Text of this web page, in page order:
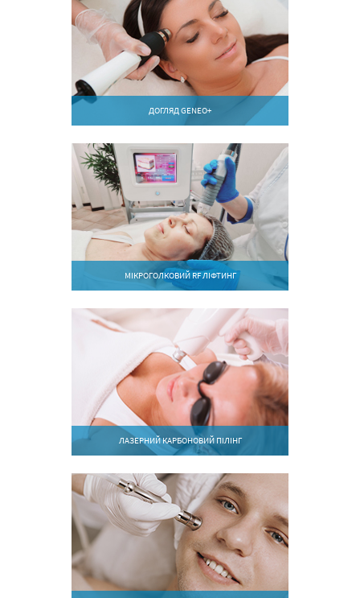
ДОГЛЯД GENEO+
МІКРОГОЛКОВИЙ RF ЛІФТИНГ
ЛАЗЕРНИЙ КАРБОНОВИЙ ПІЛІНГ